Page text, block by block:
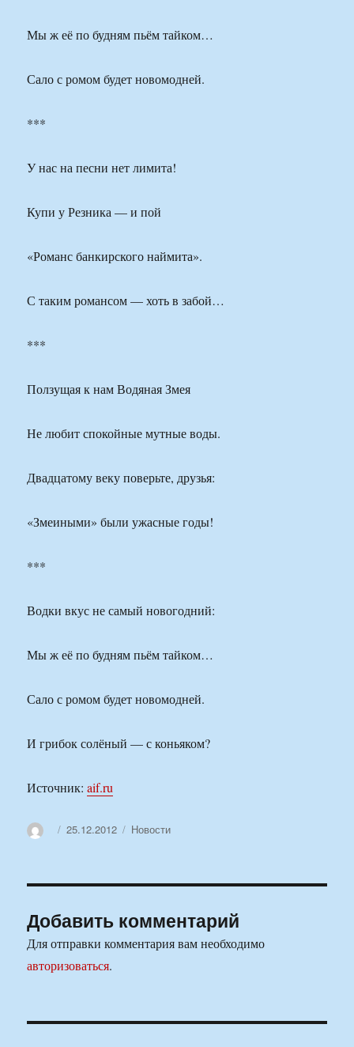
Мы ж её по будням пьём тайком…
Сало с ромом будет новомодней.
***
У нас на песни нет лимита!
Купи у Резника — и пой
«Романс банкирского наймита».
С таким романсом — хоть в забой…
***
Ползущая к нам Водяная Змея
Не любит спокойные мутные воды.
Двадцатому веку поверьте, друзья:
«Змеиными» были ужасные годы!
***
Водки вкус не самый новогодний:
Мы ж её по будням пьём тайком…
Сало с ромом будет новомодней.
И грибок солёный — с коньяком?
Источник:aif.ru
АвторОпубликовано
25.12.2012 Рубрики
Новости
Добавить комментарий
Для отправки комментария вам необходимо
авторизоваться.